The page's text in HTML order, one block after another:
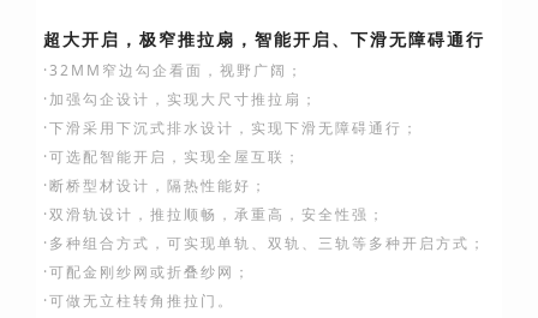
超大开启，极窄推拉扇，智能开启、下滑无障碍通行
·32MM窄边勾企看面，视野广阔；
·加强勾企设计，实现大尺寸推拉扇；
·下滑采用下沉式排水设计，实现下滑无障碍通行；
·可选配智能开启，实现全屋互联；
·断桥型材设计，隔热性能好；
·双滑轨设计，推拉顺畅，承重高，安全性强；
·多种组合方式，可实现单轨、双轨、三轨等多种开启方式；
·可配金刚纱网或折叠纱网；
·可做无立柱转角推拉门。